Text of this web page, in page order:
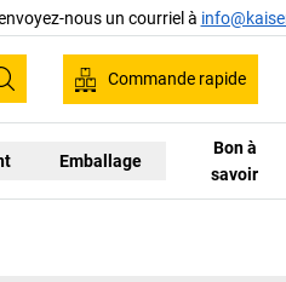
nous un courriel à
Recherche
Commande rapide
Emballage
Bon à
savoir